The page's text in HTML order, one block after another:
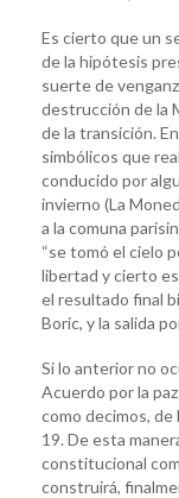
Es cierto que un
de la hipótesis
suerte de
destrucción de la
de la transición.
simbólicos que
conducido por
invierno (La
a la comuna
“se tomó el cielo
libertad y cierto
el resultado final
Boric, y la salida
Si lo anterior no
Acuerdo por la
como decimos, de
19. De esta
constitucional
construirá,